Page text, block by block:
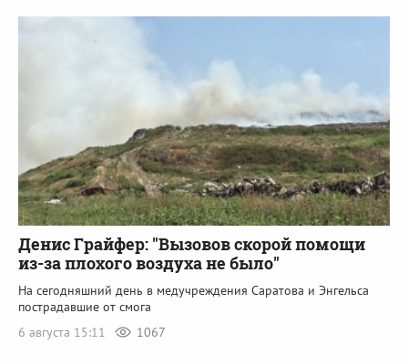
Денис Грайфер: "Вызовов скорой помощи
из-за плохого воздуха не было"
На сегодняшний день в медучреждения Саратова и Энгельса
пострадавшие от смога
6 августа 15:11
1067